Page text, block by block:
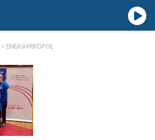
> ENEASIARKOPOL